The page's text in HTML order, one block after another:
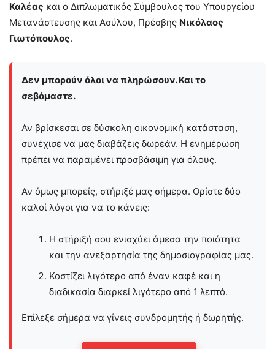
Καλέας και ο Διπλωματικός Σύμβουλος του Υπουργείου
Μετανάστευσης και Ασύλου, Πρέσβης Νικόλαος
Γιωτόπουλος.
Δεν μπορούν όλοι να πληρώσουν. Και το
σεβόμαστε.
Αν βρίσκεσαι σε δύσκολη οικονομική κατάσταση,
συνέχισε να μας διαβάζεις δωρεάν. Η ενημέρωση
πρέπει να παραμένει προσβάσιμη για όλους.
Αν όμως μπορείς, στήριξέ μας σήμερα. Ορίστε δύο
καλοί λόγοι για να το κάνεις:
Η στήριξή σου ενισχύει άμεσα την ποιότητα
και την ανεξαρτησία της δημοσιογραφίας μας.
Κοστίζει λιγότερο από έναν καφέ και η
διαδικασία διαρκεί λιγότερο από 1 λεπτό.
Επίλεξε σήμερα να γίνεις συνδρομητής ή δωρητής.